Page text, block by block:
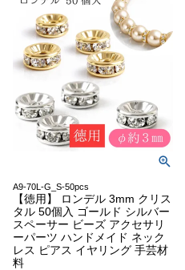
A9-70L-G_S-50pcs
【徳用】 ロンデル 3mm クリス
タル 50個入 ゴールド シルバー
スペーサー ビーズ アクセサリ
ーパーツ ハンドメイド ネック
レス ピアス イヤリング 手芸材
料